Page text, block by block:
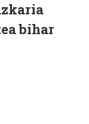
bihar